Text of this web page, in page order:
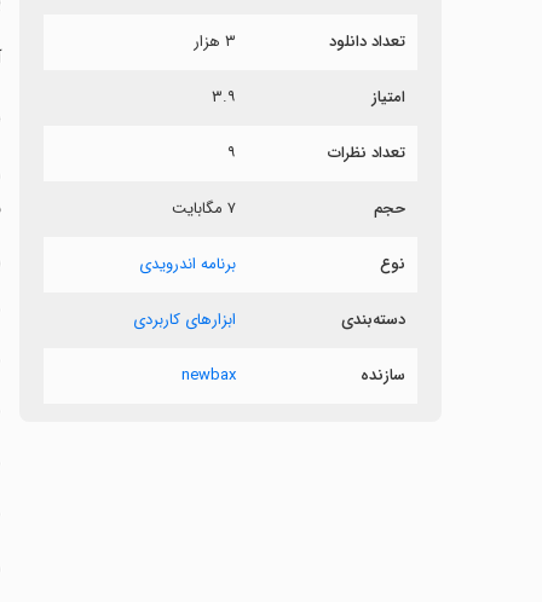
تعداد دانلود ۳ هزار
امتیاز ۳.۹
تعداد نظرات ۹
حجم ۷ مگابایت
نوع برنامه اندرویدی
دسته‌بندی ابزارهای کاربردی
سازنده newbax